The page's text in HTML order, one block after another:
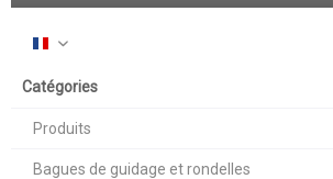
Français
Catégories
Produits
Bagues de guidage et rondelles